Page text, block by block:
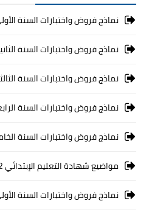
نماذج فروض واختبارات السنة
نماذج فروض واختبارات السنة
نماذج فروض واختبارات السنة
نماذج فروض واختبارات السنة
نماذج فروض واختبارات السنة
مواضيع شهادة التعليم الإبتدائي 2012-2019
نماذج فروض واختبارات السنة